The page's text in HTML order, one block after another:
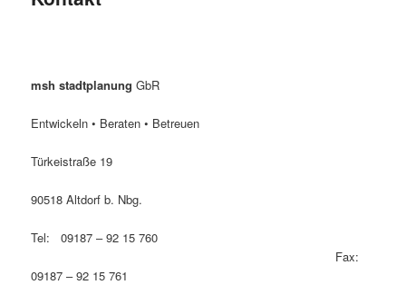
msh stadtplanungGbR
Entwickeln • Beraten • Betreuen
Türkeistraße 19
90518 Altdorf b. Nbg.
Tel: 09187 – 92 15 760
Fax:
09187 – 92 15 761